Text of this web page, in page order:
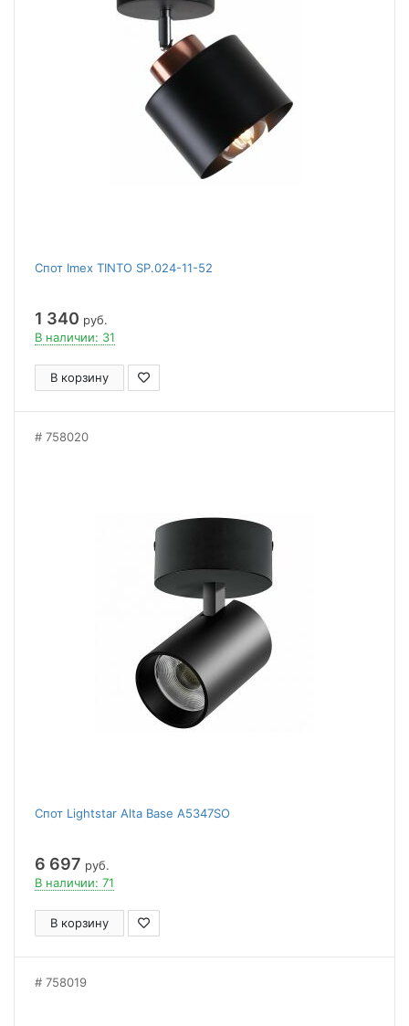
Спот Imex TINTO SP.024-11-52
1 340 руб.
В наличии: 31
В корзину
758020
Спот Lightstar Alta Base A5347SO
6 697 руб.
В наличии: 71
В корзину
758019